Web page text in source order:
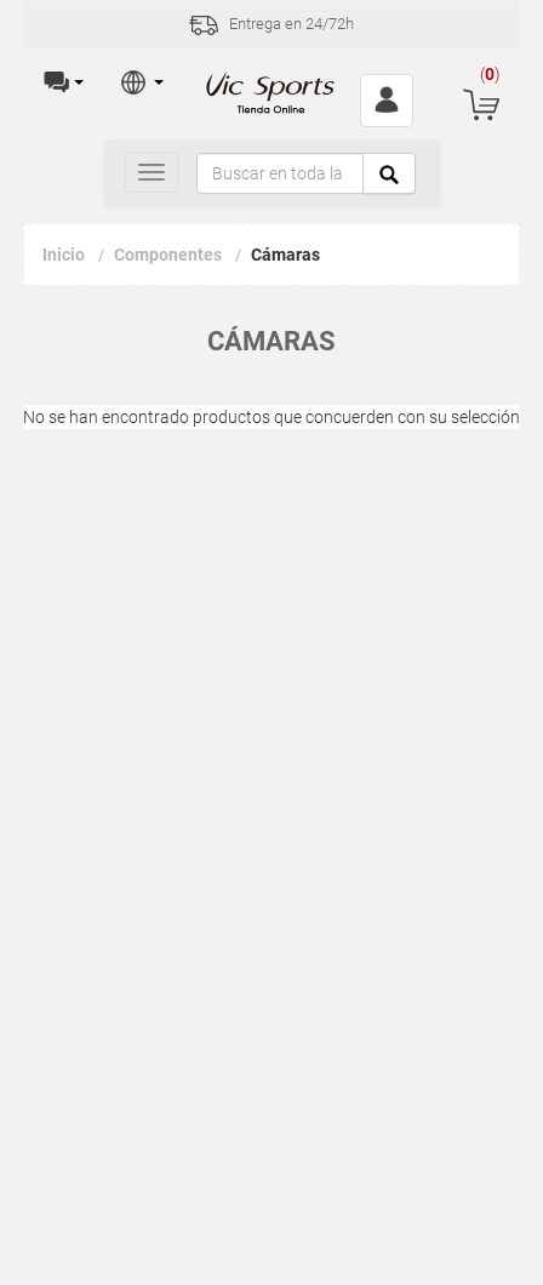
Entrega en 24/72h
(0)
Toggle
navigation
Inicio Componentes Cámaras
CÁMARAS
No se han encontrado productos que concuerden con su selección